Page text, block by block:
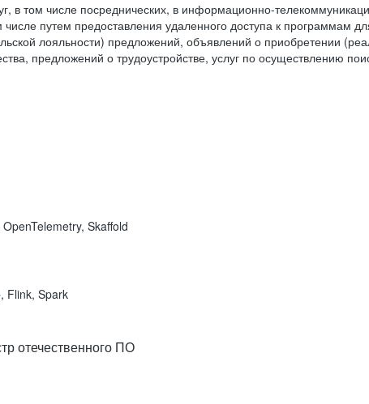
в том числе посреднических, в информационно-
путем предоставления удаленного доступа к программам
лояльности) предложений, объявлений о приобретении
предложений о трудоустройстве, услуг по осуществлению
Skaffold
Flink, Spark
отечественного ПО